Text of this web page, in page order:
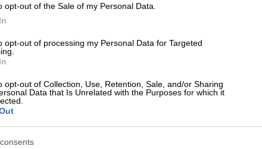
opt-out of the Sale of my Personal Data.
opt-out of processing my Personal Data for Targeted
opt-out of Collection, Use, Retention, Sale, and/or Sharing
Data that Is Unrelated with the Purposes for which it
τον θάνατο των δύο
ήταν φίλοι και συνάδελφοί μας. Ήταν στο
τρομοκράτης τους πυροβόλησεκαι τους
στο Εβραϊκό Μουσείο της
προσωπικό είναι συντετριμμένο και
Καμία λέξη δεν μπορεί να εκφράσει το
για αυτή την οδυνηρή απώλεια. Η σκέψη
η Πρεσβεία θα βρίσκεται στο πλευρό τους